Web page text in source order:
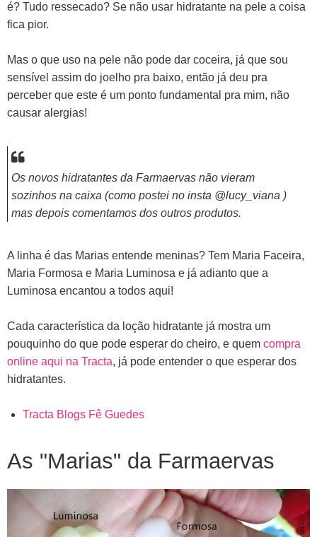
é? Tudo ressecado? Se não usar hidratante na pele a coisa
fica pior.
Mas o que uso na pele não pode dar coceira, já que sou
sensível assim do joelho pra baixo, então já deu pra
perceber que este é um ponto fundamental pra mim, não
causar alergias!
Os novos hidratantes da Farmaervas não vieram
sozinhos na caixa (como postei no insta @lucy_viana )
mas depois comentamos dos outros produtos.
A linha é das Marias entende meninas? Tem Maria Faceira,
Maria Formosa e Maria Luminosa e já adianto que a
Luminosa encantou a todos aqui!
Cada característica da loção hidratante já mostra um
pouquinho do que pode esperar do cheiro, e quem compra
online aqui na Tracta, já pode entender o que esperar dos
hidratantes.
Tracta Blogs Fê Guedes
As "Marias" da Farmaervas